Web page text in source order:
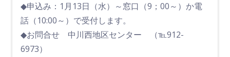
◆申込み：1月13日（水）～窓口（9；00～）か電
話（10:00～）で受付します。
◆お問合せ 中川西地区センター （℡912-
6973）